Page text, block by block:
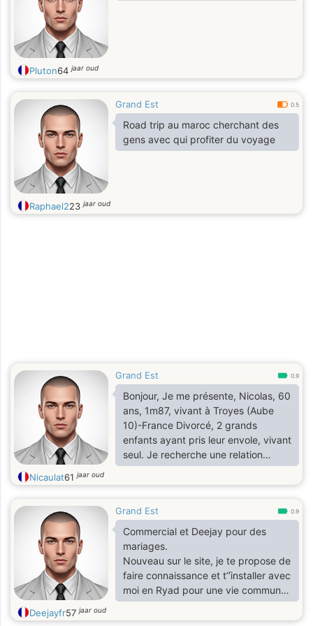
Pluton64jaar oud
Grand Est 0.5
Road trip au maroc cherchant des
gens avec qui profiter du voyage
Raphael223jaar oud
Grand Est 0.9
Bonjour, Je me présente, Nicolas, 60
ans, 1m87, vivant à Troyes (Aube
10)-France Divorcé, 2 grands
enfants ayant pris leur envole, vivant
seul. Je recherche une relation
sérieuse. Au plaisir de vous lire. Belle
journée. Nicolas
Nicaulat61jaar oud
Grand Est 0.9
Commercial et Deejay pour des
mariages.
Nouveau sur le site, je te propose de
faire connaissance et t’’́installer avec
moi en Ryad pour une vie commune.
Bien sure de faire fiançailles pour
connaître tà famille.
Deejayfr57jaar oud